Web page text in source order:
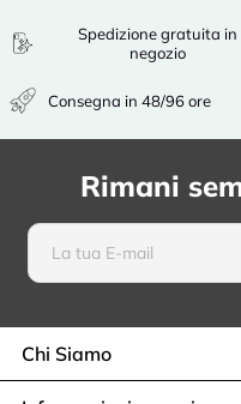
Spedizione gratuita in
negozio
Consegna in 48/96 ore
Rimani
Chi Siamo